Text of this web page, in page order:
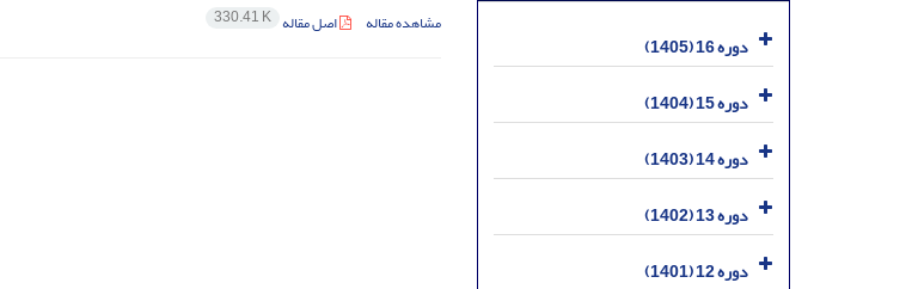
مشاهده مقاله اصل مقاله 330.41 K
دوره 16 (1405)
دوره 15 (1404)
دوره 14 (1403)
دوره 13 (1402)
دوره 12 (1401)